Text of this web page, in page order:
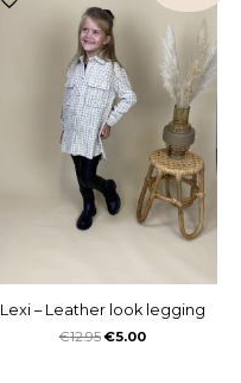
Lexi – Leather look legging
€12.95 €5.00